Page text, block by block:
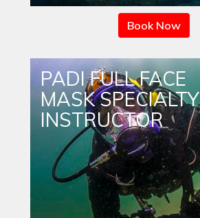
Book Now
PADI FULL FACE
MASK SPECIALTY
INSTRUCTOR